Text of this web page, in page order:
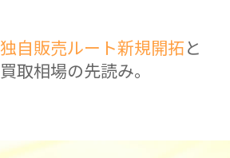
独自販売ルート新規開拓と
買取相場の先読み。